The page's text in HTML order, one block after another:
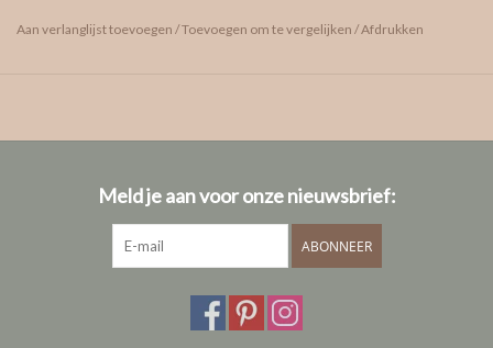
Liever met een edelsteen ipv een diamant?
Eternal Birthstone
Aan verlanglijst toevoegen /Toevoegen om te vergelijken /Afdrukken
Meld je aan voor onze nieuwsbrief:
ABONNEER